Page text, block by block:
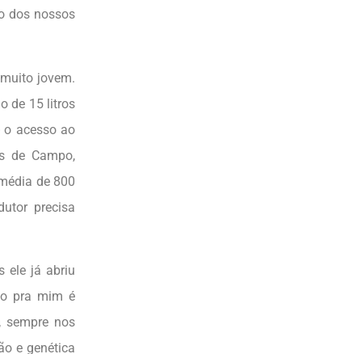
dos nossos
jovem.
de 15 litros
o acesso ao
de Campo,
de 800
precisa
ele já abriu
pra mim é
sempre nos
e genética